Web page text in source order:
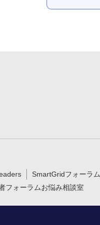
SmartGridフォーラム
フォーラムお悩み相談室